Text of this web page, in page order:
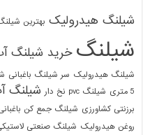
شیلنگ هیدرولیک بهترین
شیلنگ خرید شیلنگ
شیلنگ هیدرولیک سر شیلنگ باغبانی
5 متری
شیلنگ pvc نخ دار شیلنگ
برزنتی کشاورزی شیلنگ جمع کن
روغن هیدرولیک شیلنگ صنعتی